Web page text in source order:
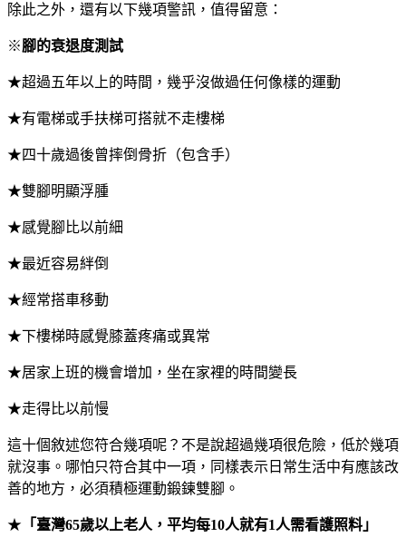
除此之外，還有以下幾項警訊，值得留意：
※腳的衰退度測試
★超過五年以上的時間，幾乎沒做過任何像樣的運動
★有電梯或手扶梯可搭就不走樓梯
★四十歲過後曾摔倒骨折（包含手）
★雙腳明顯浮腫
★感覺腳比以前細
★最近容易絆倒
★經常搭車移動
★下樓梯時感覺膝蓋疼痛或異常
★居家上班的機會增加，坐在家裡的時間變長
★走得比以前慢
這十個敘述您符合幾項呢？不是說超過幾項很危險，低於幾項
就沒事。哪怕只符合其中一項，同樣表示日常生活中有應該改
善的地方，必須積極運動鍛鍊雙腳。
★ 「臺灣65歲以上老人，平均每10人就有1人需看護照料」